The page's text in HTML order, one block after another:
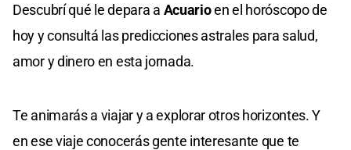
Descubrí qué le depara a Acuarioen el horóscopo de
hoy y consultá las predicciones astrales para salud,
amor y dinero en esta jornada.
Te animarás a viajar y a explorar otros horizontes. Y
en ese viaje conocerás gente interesante que te